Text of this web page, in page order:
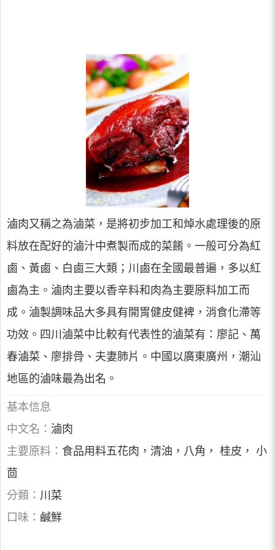
滷肉又稱之為滷菜，是將初步加工和焯水處理後的原
料放在配好的滷汁中煮製而成的菜餚。一般可分為紅
鹵、黃鹵、白鹵三大類；川鹵在全國最普遍，多以紅
鹵為主。滷肉主要以香辛料和肉為主要原料加工而
成。滷製調味品大多具有開胃健皮健裨，消食化滯等
功效。四川滷菜中比較有代表性的滷菜有：廖記、萬
春滷菜、廖排骨、夫妻肺片。中國以廣東廣州，潮汕
地區的滷味最為出名。
基本信息
中文名： 滷肉
主要原料： 食品用料五花肉，清油，八角， 桂皮， 小
茴
分類： 川菜
口味： 鹹鮮